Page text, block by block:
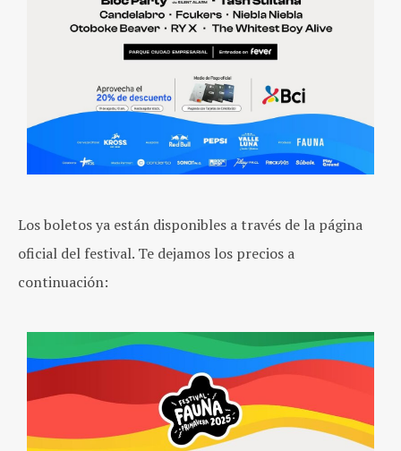
Los boletos ya están disponibles a través de la página
oficial del festival. Te dejamos los precios a
continuación: